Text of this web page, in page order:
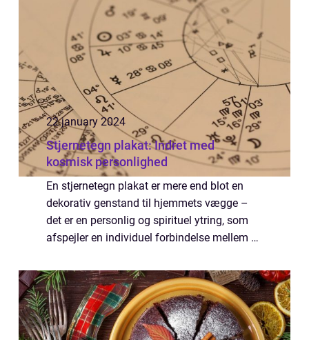
22 january 2024
Stjernetegn plakat: Indret med
kosmisk personlighed
En stjernetegn plakat er mere end blot en
dekorativ genstand til hjemmets vægge –
det er en personlig og spirituel ytring, som
afspejler en individuel forbindelse mellem os
stjernetegn repræsenterer fo...